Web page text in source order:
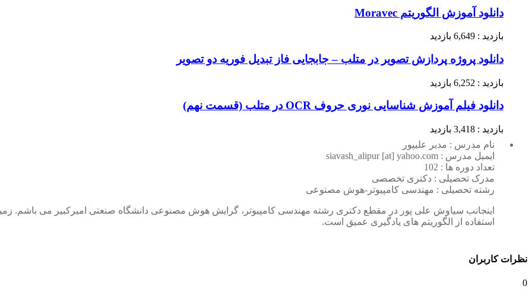
دانلود آموزش الگوریتم Moravec
بازدید : 6,649 بازدید
دانلود پروژه پردازش تصویر در متلب – جابجایی فاز تبدیل فوریه دو تصویر
بازدید : 6,252 بازدید
دانلود فیلم آموزش شناسایی نوری حروف OCR در متلب (قسمت نهم)
بازدید : 3,418 بازدید
نام مدرس : مدیر علیپور
ایمیل مدرس : siavash_alipur [at] yahoo.com
تعداد دوره ها : 102
مدرک تحصیلی : دکتری تخصصی
رشته تحصیلی : مهندسی کامپیوتر-هوش مصنوعی
اینجانب سیاوش علی پور در مقطع دکتری رشته مهندسی کامپیوتر، گرایش هوش مصنوعی دانشگاه صنعتی امیرکبیر می باشم.
استفاده از الگوریتم های یادگیری عمیق است.
نظرات کاربران
0